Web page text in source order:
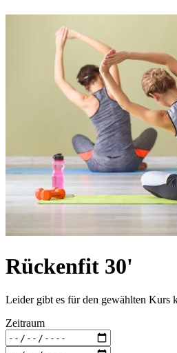
Rückenfit 30'
Leider gibt es für den gewählten Kurs
Zeitraum